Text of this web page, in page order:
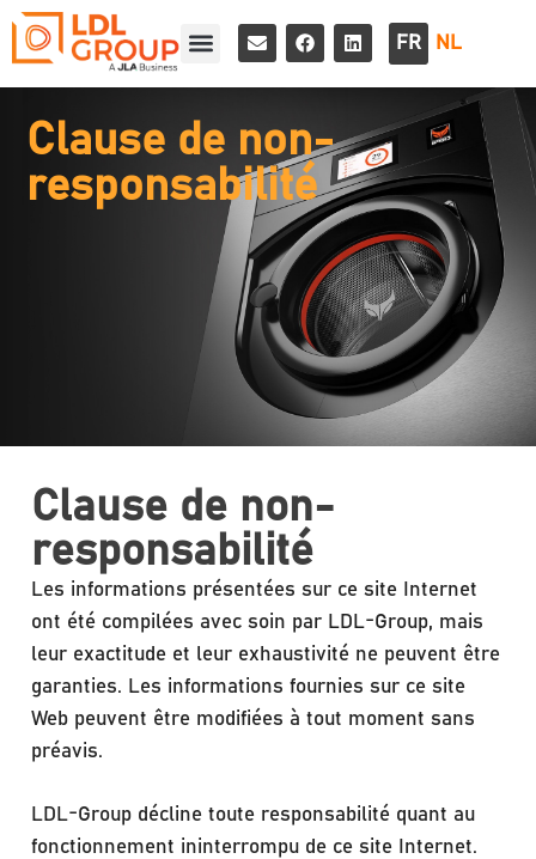
FR NL
Clause de non-
responsabilité
Clause de non-
responsabilité
Les informations présentées sur ce site Internet
ont été compilées avec soin par LDL-Group, mais
leur exactitude et leur exhaustivité ne peuvent être
garanties. Les informations fournies sur ce site
Web peuvent être modifiées à tout moment sans
préavis.
LDL-Group décline toute responsabilité quant au
fonctionnement ininterrompu de ce site Internet.